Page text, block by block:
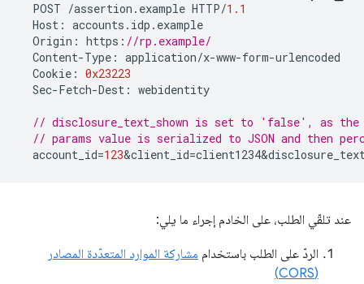
POST /assertion . example HTTP/1.1
Host : accounts . idp . example
Origin : https : //rp.example/
Content-Type : application/x-www-form-urlencoded
Cookie : 0x23223
Sec-Fetch-Dest : webidentity
// disclosure_text_shown is set to 'false', as
// params value is serialized to JSON and then
account_id=123&client_id=
عند تلقّي الطلب، على الخادم إجراء ما يلي:
الردّ على الطلب باستخدام مشاركة الموارد المتعدّدة المصادر
(CORS)